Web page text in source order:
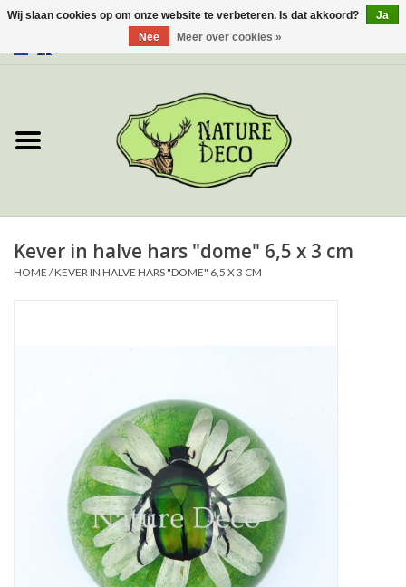
Over ons
Nieuw
Prepareerbenodigdheden
Lijsten & Stolpen
Schedels & skeletten
Kever in halve hars "dome" 6,5 x 3 cm
HOME /KEVER IN HALVE HARS "DOME" 6,5 X 3 CM
Wij slaan cookies op om onze website te verbeteren. Is dat akkoord?
Ja
Nee
Meer over cookies »